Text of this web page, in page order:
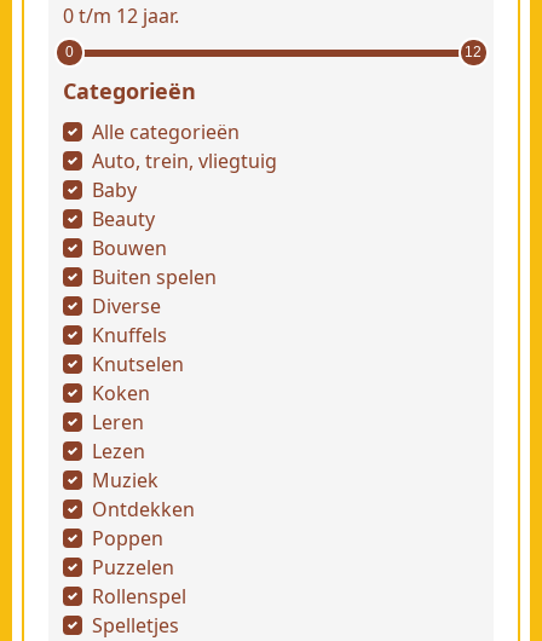
0 t/m 12 jaar.
0 12
Categorieën
Alle categorieën
Auto, trein, vliegtuig
Baby
Beauty
Bouwen
Buiten spelen
Diverse
Knuffels
Knutselen
Koken
Leren
Lezen
Muziek
Ontdekken
Poppen
Puzzelen
Rollenspel
Spelletjes